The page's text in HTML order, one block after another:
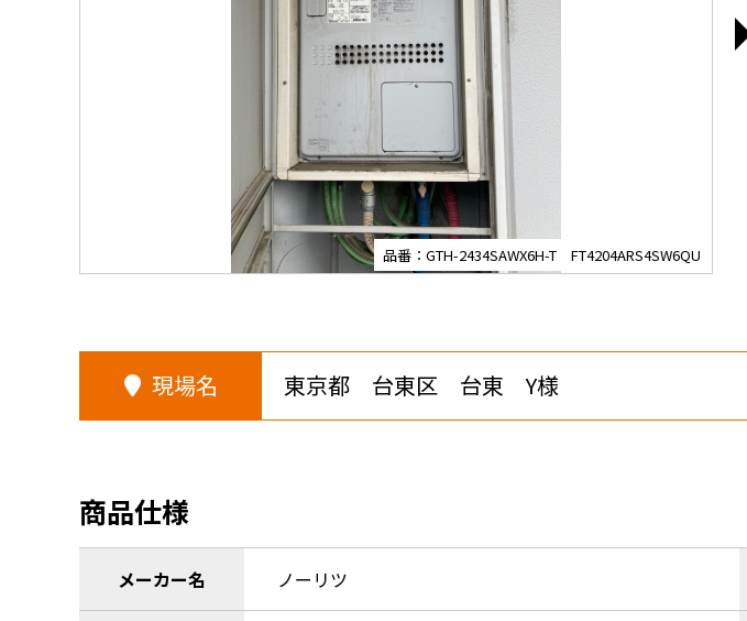
品番：GTH-2434SAWX6H-T FT4204ARS4SW6QU
現場名 東京都 台東区 台東 Y様
商品仕様
メーカー名 ノーリツ